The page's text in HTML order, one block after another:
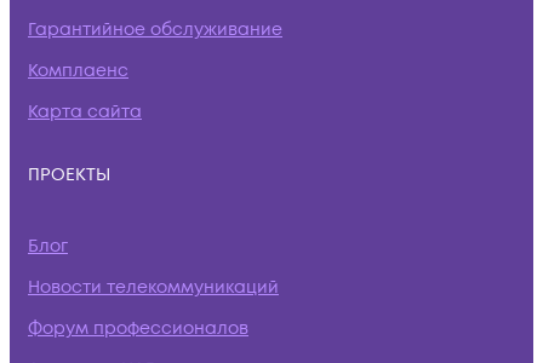
Гарантийное обслуживание
Комплаенс
Карта сайта
ПРОЕКТЫ
Блог
Новости телекоммуникаций
Форум профессионалов